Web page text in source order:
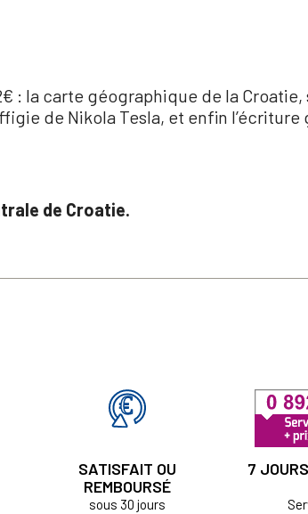
: la carte géographique de la Croatie,
de Nikola Tesla, et enfin
de Croatie.
SATISFAIT OU
REMBOURSÉ
sous 30 jours
7